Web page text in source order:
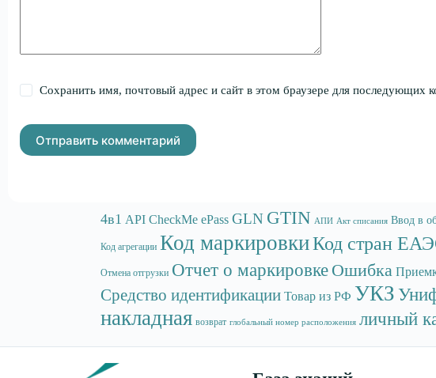
Сохранить имя, почтовый адрес и сайт в этом браузере для последующих
Отправить комментарий
4в1 API CheckMe ePass GLN GTIN АПИ Акт списания Ввод в
Код агрегации Код маркировкиКод стран
Отмена отгрузки Отчет о маркировке Ошибка
Средство идентификации Товар из РФ УКЗ
накладная возврат глобальный номер расположения личный